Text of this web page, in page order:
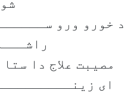
د خورو ورو
مصیبت علاج دا
ای